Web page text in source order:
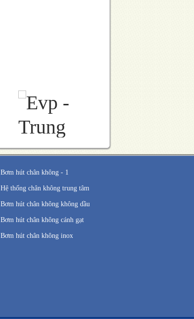
Bơm hút chân không - 1
Hệ thống chân không trung tâm
Bơm hút chân không không dầu
Bơm hút chân không cánh gạt
Bơm hút chân không inox